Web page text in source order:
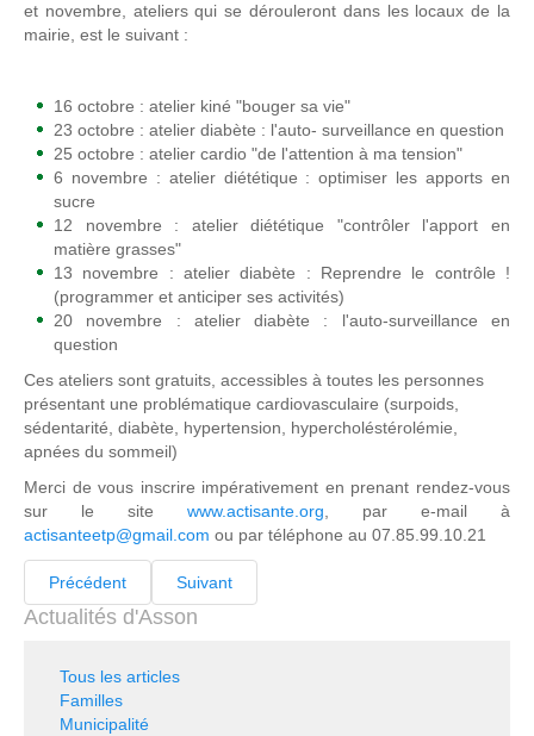
et novembre, ateliers qui se dérouleront dans les locaux de la
mairie, est le suivant :
16 octobre : atelier kiné "bouger sa vie"
23 octobre : atelier diabète : l'auto- surveillance en question
25 octobre : atelier cardio "de l'attention à ma tension"
6 novembre : atelier diététique : optimiser les apports en
sucre
12 novembre : atelier diététique "contrôler l'apport en
matière grasses"
13 novembre : atelier diabète : Reprendre le contrôle !
(programmer et anticiper ses activités)
20 novembre : atelier diabète : l'auto-surveillance en
question
Ces ateliers sont gratuits, accessibles à toutes les personnes
présentant une problématique cardiovasculaire (surpoids,
sédentarité, diabète, hypertension, hypercholéstérolémie,
apnées du sommeil)
Merci de vous inscrire impérativement en prenant rendez-vous
sur le site www.actisante.org , par e-mail à
actisanteetp@gmail.com ou par téléphone au 07.85.99.10.21
Précédent Suivant
Actualités d'Asson
Tous les articles
Familles
Municipalité